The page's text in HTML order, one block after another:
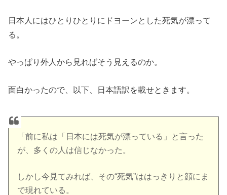
日本人にはひとりひとりにドヨーンとした死気が漂って
る。
やっぱり外人から見ればそう見えるのか。
面白かったので、以下、日本語訳を載せときます。
「前に私は「日本には死気が漂っている」と言った
が、多くの人は信じなかった。
しかし今見てみれば、その“死気”ははっきりと顔にま
で現れている。